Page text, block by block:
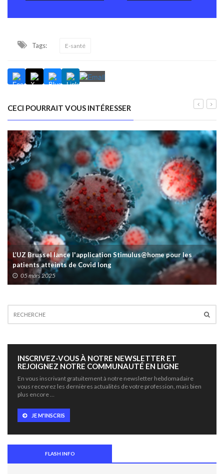
Tags: E-santé
CECI POURRAIT VOUS INTÉRESSER
L’UZ Brussel lance l'application Stimulus@home pour les
patients atteints de Covid long
05 mars 2025
INSCRIVEZ-VOUS À NOTRE NEWSLETTER ET
REJOIGNEZ NOTRE COMMUNAUTÉ EN LIGNE
En vous inscrivant gratuitement à notre newsletter hebdomadaire
vous recevrez les dernières actualités de votre profession, mais bien
plus encore …
JE M'INSCRIS
FLASH INFO